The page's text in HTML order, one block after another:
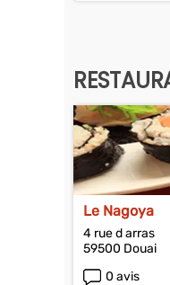
Le Nagoya
4 rue d arras
59500 Douai
0 avis